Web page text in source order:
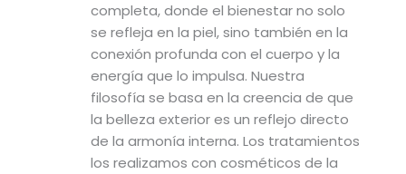
completa, donde el bienestar no solo
se refleja en la piel, sino también en la
conexión profunda con el cuerpo y la
energía que lo impulsa. Nuestra
filosofía se basa en la creencia de que
la belleza exterior es un reflejo directo
de la armonía interna. Los tratamientos
los realizamos con cosméticos de la